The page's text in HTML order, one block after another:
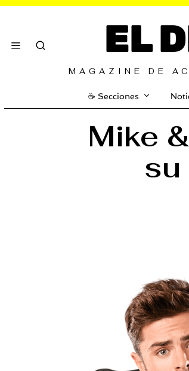
EL
MAGAZINE DE
☕️ Secciones
Mike
su